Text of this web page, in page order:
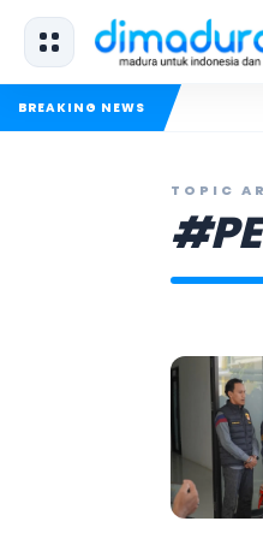
BREAKING NEWS
TOPIC